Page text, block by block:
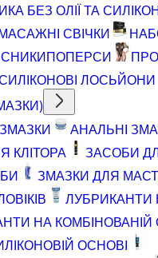
БЕЗ ОЛІЇ ТА
СВІЧКИ
ПОПЕРСИ
ЛОСЬЙОНИ
АНАЛЬНІ
КЛІТОРА
ЗАСОБИ
ЗМАЗКИ ДЛЯ
ЛУБРИКАНТИ
НА КОМБІНОВАНІЙ
ОСНОВІ